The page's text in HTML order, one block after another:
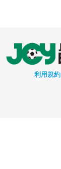
利用規約